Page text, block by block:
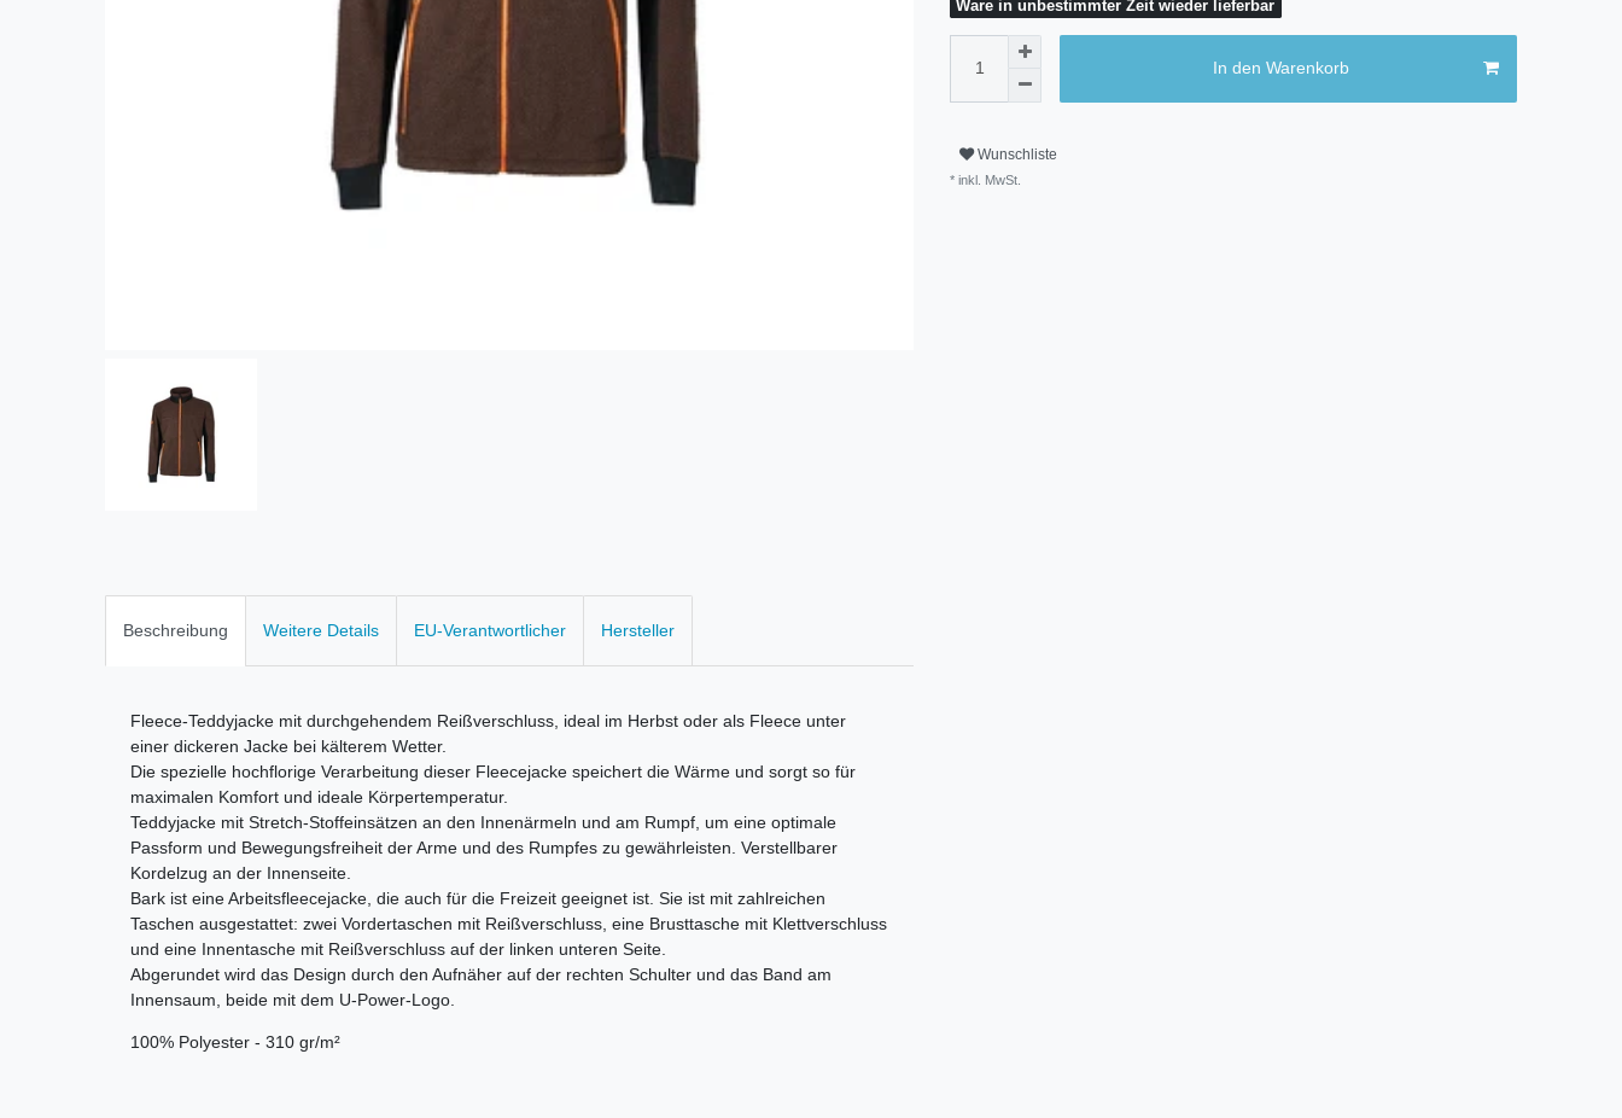
Ware in unbestimmter Zeit wieder lieferbar
In den Warenkorb
Wunschliste
* inkl. MwSt.
Beschreibung Weitere Details EU-Verantwortlicher Hersteller
Fleece-Teddyjacke mit durchgehendem Reißverschluss, ideal im Herbst oder als Fleece unter
einer dickeren Jacke bei kälterem Wetter.
Die spezielle hochflorige Verarbeitung dieser Fleecejacke speichert die Wärme und sorgt so für
maximalen Komfort und ideale Körpertemperatur.
Teddyjacke mit Stretch-Stoffeinsätzen an den Innenärmeln und am Rumpf, um eine optimale
Passform und Bewegungsfreiheit der Arme und des Rumpfes zu gewährleisten. Verstellbarer
Kordelzug an der Innenseite.
Bark ist eine Arbeitsfleecejacke, die auch für die Freizeit geeignet ist. Sie ist mit zahlreichen
Taschen ausgestattet: zwei Vordertaschen mit Reißverschluss, eine Brusttasche mit Klettverschluss
und eine Innentasche mit Reißverschluss auf der linken unteren Seite.
Abgerundet wird das Design durch den Aufnäher auf der rechten Schulter und das Band am
Innensaum, beide mit dem U-Power-Logo.
100% Polyester - 310 gr/m²